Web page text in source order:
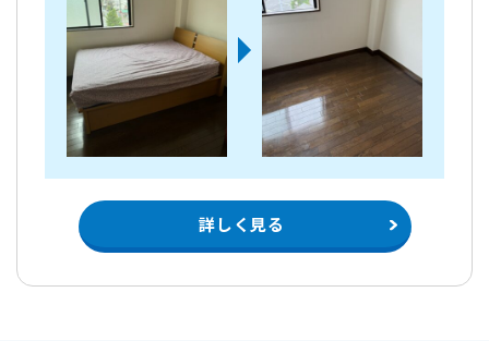
詳しく見る